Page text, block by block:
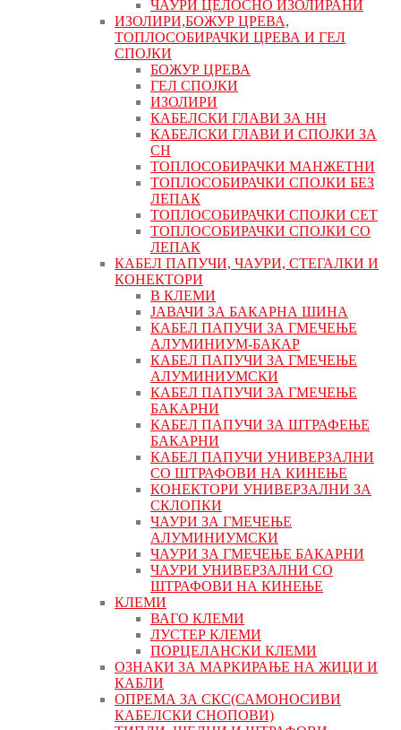
ЧАУРИ ЦЕЛОСНО ИЗОЛИРАНИ
ИЗОЛИРИ,БОЖУР ЦРЕВА,
ТОПЛОСОБИРАЧКИ ЦРЕВА И ГЕЛ
СПОЈКИ
БОЖУР ЦРЕВА
ГЕЛ СПОЈКИ
ИЗОЛИРИ
КАБЕЛСКИ ГЛАВИ ЗА НН
КАБЕЛСКИ ГЛАВИ И СПОЈКИ ЗА
СН
ТОПЛОСОБИРАЧКИ МАНЖЕТНИ
ТОПЛОСОБИРАЧКИ СПОЈКИ БЕЗ
ЛЕПАК
ТОПЛОСОБИРАЧКИ СПОЈКИ СЕТ
ТОПЛОСОБИРАЧКИ СПОЈКИ СО
ЛЕПАК
КАБЕЛ ПАПУЧИ, ЧАУРИ, СТЕГАЛКИ И
КОНЕКТОРИ
В КЛЕМИ
ЈАВАЧИ ЗА БАКАРНА ШИНА
КАБЕЛ ПАПУЧИ ЗА ГМЕЧЕЊЕ
АЛУМИНИУМ-БАКАР
КАБЕЛ ПАПУЧИ ЗА ГМЕЧЕЊЕ
АЛУМИНИУМСКИ
КАБЕЛ ПАПУЧИ ЗА ГМЕЧЕЊЕ
БАКАРНИ
КАБЕЛ ПАПУЧИ ЗА ШТРАФЕЊЕ
БАКАРНИ
КАБЕЛ ПАПУЧИ УНИВЕРЗАЛНИ
СО ШТРАФОВИ НА КИНЕЊЕ
КОНЕКТОРИ УНИВЕРЗАЛНИ ЗА
СКЛОПКИ
ЧАУРИ ЗА ГМЕЧЕЊЕ
АЛУМИНИУМСКИ
ЧАУРИ ЗА ГМЕЧЕЊЕ БАКАРНИ
ЧАУРИ УНИВЕРЗАЛНИ СО
ШТРАФОВИ НА КИНЕЊЕ
КЛЕМИ
ВАГО КЛЕМИ
ЛУСТЕР КЛЕМИ
ПОРЦЕЛАНСКИ КЛЕМИ
ОЗНАКИ ЗА МАРКИРАЊЕ НА ЖИЦИ И
КАБЛИ
ОПРЕМА ЗА СКС(САМОНОСИВИ
КАБЕЛСКИ СНОПОВИ)